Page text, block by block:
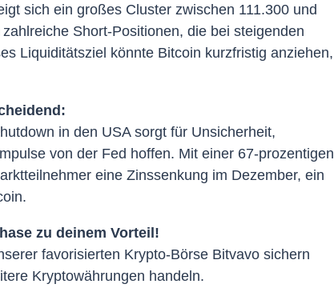
sich ein großes Cluster zwischen 111.300 und
Short-Positionen, die bei steigenden
Liquiditätsziel könnte Bitcoin kurzfristig anziehen,
in den USA sorgt für Unsicherheit,
von der Fed hoffen. Mit einer 67-prozentigen
eine Zinssenkung im Dezember, ein
zu deinem Vorteil!
favorisierten Krypto-Börse Bitvavo sichern
Kryptowährungen handeln.